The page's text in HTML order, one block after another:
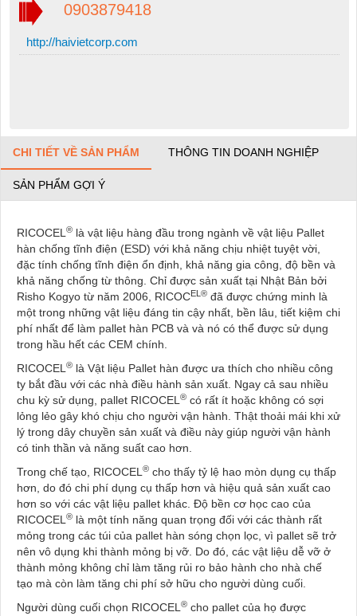
0903879418
http://haivietcorp.com
CHI TIẾT VỀ SẢN PHẨM THÔNG TIN DOANH NGHIỆP
SẢN PHẨM GỢI Ý
RICOCEL® là vật liệu hàng đầu trong ngành về vật liệu Pallet
hàn chống tĩnh điện (ESD) với khả năng chịu nhiệt tuyệt vời,
đặc tính chống tĩnh điện ổn định, khả năng gia công, độ bền và
khả năng chống từ thông. Chỉ được sản xuất tại Nhật Bản bởi
Risho Kogyo từ năm 2006, RICOCEL® đã được chứng minh là
một trong những vật liệu đáng tin cậy nhất, bền lâu, tiết kiệm chi
phí nhất để làm pallet hàn PCB và và nó có thể được sử dụng
trong hầu hết các CEM chính.
RICOCEL® là Vật liệu Pallet hàn được ưa thích cho nhiều công
ty bắt đầu với các nhà điều hành sản xuất. Ngay cả sau nhiều
chu kỳ sử dụng, pallet RICOCEL® có rất ít hoặc không có sợi
lỏng lẻo gây khó chịu cho người vận hành. Thật thoải mái khi xử
lý trong dây chuyền sản xuất và điều này giúp người vận hành
có tinh thần và năng suất cao hơn.
Trong chế tạo, RICOCEL® cho thấy tỷ lệ hao mòn dụng cụ thấp
hơn, do đó chi phí dụng cụ thấp hơn và hiệu quả sản xuất cao
hơn so với các vật liệu pallet khác. Độ bền cơ học cao của
RICOCEL® là một tính năng quan trọng đối với các thành rất
mỏng trong các túi của pallet hàn sóng chọn lọc, vì pallet sẽ trở
nên vô dụng khi thành mỏng bị vỡ. Do đó, các vật liệu dễ vỡ ở
thành mỏng không chỉ làm tăng rủi ro bảo hành cho nhà chế
tạo mà còn làm tăng chi phí sở hữu cho người dùng cuối.
Người dùng cuối chọn RICOCEL® cho pallet của họ được